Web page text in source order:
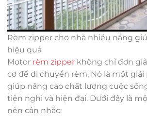
Rèm zipper cho nhà nhiều nắng
hiệu quả
Motor rèm zipper không chỉ đơn
cơ để di chuyển rèm. Nó là một
giúp nâng cao chất lượng cuộc
tiện nghi và hiện đại. Dưới đây là
nên cân nhắc: